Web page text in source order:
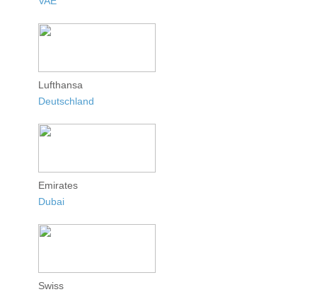
Lufthansa
Deutschland
Emirates
Dubai
Swiss